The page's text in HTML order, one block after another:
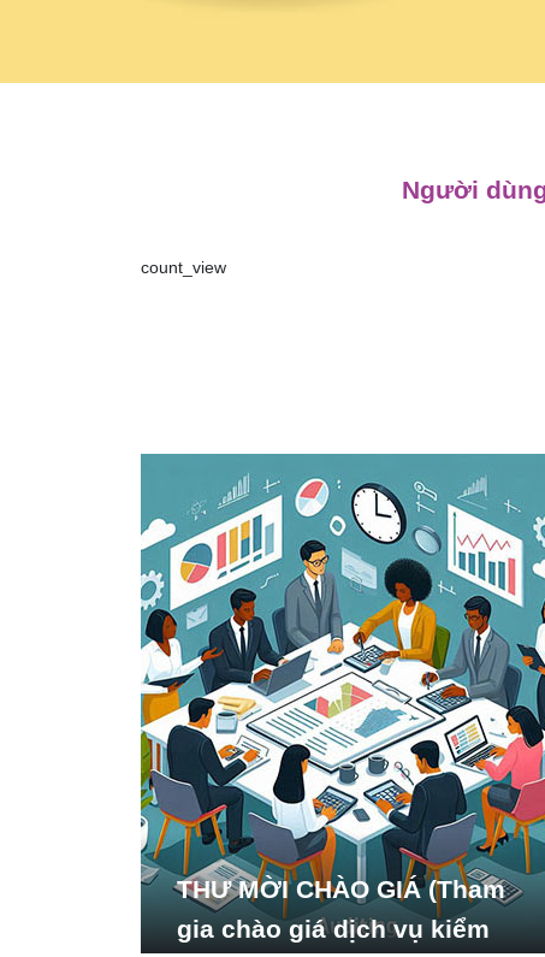
Người
count_view
viết
THƯ MỜI CHÀO GIÁ (Tham
gia chào giá dịch vụ kiểm